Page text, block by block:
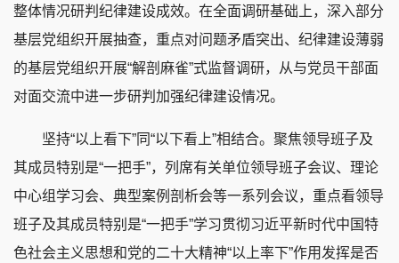
整体情况研判纪律建设成效。在全面调研基础上，深入部分
基层党组织开展抽查，重点对问题矛盾突出、纪律建设薄弱
的基层党组织开展“解剖麻雀”式监督调研，从与党员干部面
对面交流中进一步研判加强纪律建设情况。
坚持“以上看下”同“以下看上”相结合。聚焦领导班子及
其成员特别是“一把手”，列席有关单位领导班子会议、理论
中心组学习会、典型案例剖析会等一系列会议，重点看领导
班子及其成员特别是“一把手”学习贯彻习近平新时代中国特
色社会主义思想和党的二十大精神“以上率下”作用发挥是否